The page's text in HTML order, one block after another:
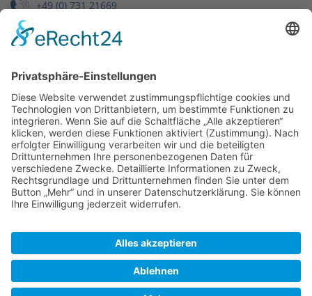
+49 (0) 731 21669
Wir benötigen Ihre Zustimmung,
um den Google Maps-Service zu
laden!
Wir verwenden einen Service eines
Drittanbieters, um Karteninhalte einzubetten.
Dieser Service kann Daten zu Ihren Aktivitäten
sammeln. Bitte lesen Sie die Details durch und
stimmen Sie der Nutzung des Service zu, um
diese Karte anzuzeigen.
Mehr Informationen
Akzeptieren